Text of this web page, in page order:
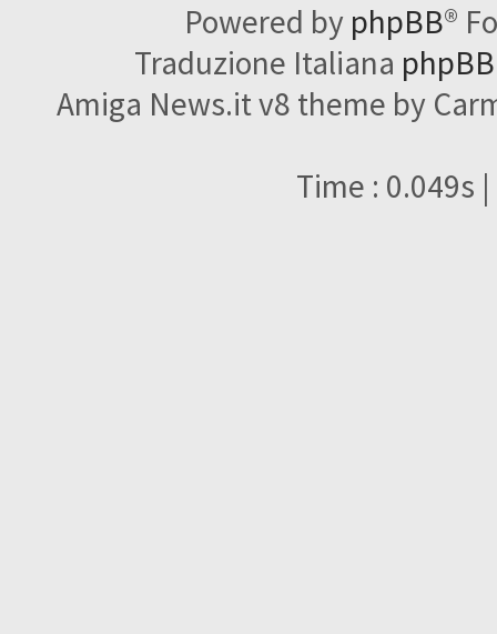
Powered by phpBB®
Traduzione Italiana
Amiga News.it v8 theme by
Time : 0.049s